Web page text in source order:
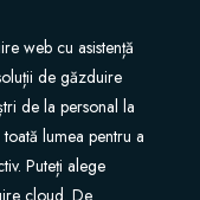
web cu asistență
de găzduire
de la personal la
lumea pentru a
Puteți alege
cloud. De